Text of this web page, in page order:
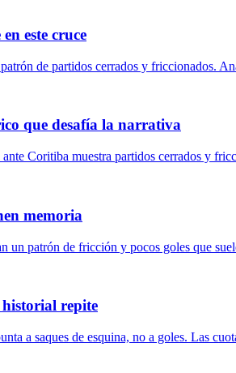
este cruce
de partidos cerrados y friccionados.
que desafía la narrativa
Coritiba muestra partidos cerrados y
memoria
un patrón de fricción y pocos goles que
repite
a saques de esquina, no a goles. Las